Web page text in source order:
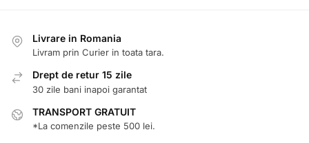
Livrare in Romania
Livram prin Curier in toata tara.
Drept de retur 15 zile
30 zile bani inapoi garantat
TRANSPORT GRATUIT
*La comenzile peste 500 lei.